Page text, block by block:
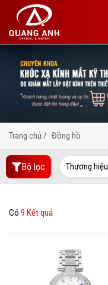
Trang chủ Đồng hồ
Bộ lọc Thương hiệu
Có 9 Kết quả